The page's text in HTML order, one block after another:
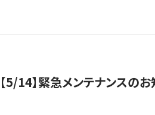
【5/14】緊急メンテナンスの